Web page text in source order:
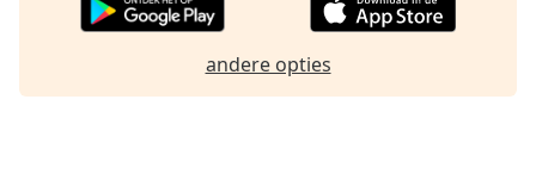
andere opties